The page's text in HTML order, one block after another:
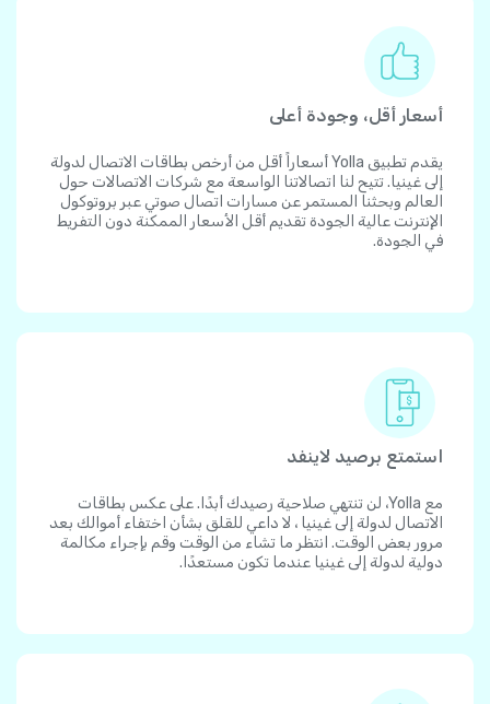
أسعار أقل، وجودة أعلى
يقدم تطبيق Yolla أسعاراً أقل من أرخص بطاقات الاتصال لدولة
إلى غينيا. تتيح لنا اتصالاتنا الواسعة مع شركات الاتصالات حول
العالم وبحثنا المستمر عن مسارات اتصال صوتي عبر بروتوكول
الإنترنت عالية الجودة تقديم أقل الأسعار الممكنة دون التفريط
في الجودة.
استمتع برصيد لاينفد
مع Yolla، لن تنتهي صلاحية رصيدك أبدًا. على عكس بطاقات
الاتصال لدولة إلى غينيا ، لا داعي للقلق بشأن اختفاء أموالك بعد
مرور بعض الوقت. انتظر ما تشاء من الوقت وقم بإجراء مكالمة
دولية لدولة إلى غينيا عندما تكون مستعدًا.